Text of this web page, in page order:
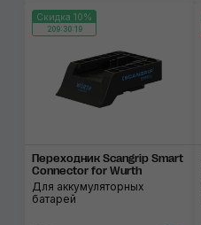
Скидка 10%
209:30:19
Переходник Scangrip Smart
Connector for Wurth
Для аккумуляторных
батарей